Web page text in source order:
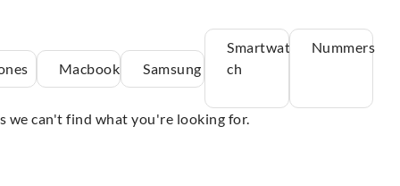
Macbook Samsung
Smartwat
ch
Nummers
we can't find what you're looking for.